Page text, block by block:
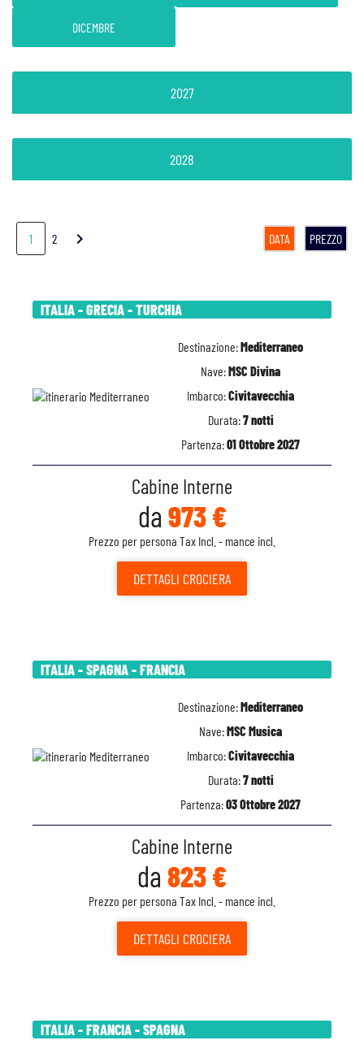
1 2 chevron_right DATA PREZZO
ITALIA - GRECIA - TURCHIA
Destinazione:Mediterraneo
Nave:MSC Divina
Imbarco:Civitavecchia
Durata:7 notti
Partenza:01 Ottobre 2027
Cabine Interne
da 973 €
Prezzo per persona Tax Incl. - mance incl.
DETTAGLI CROCIERA
ITALIA - SPAGNA - FRANCIA
Destinazione:Mediterraneo
Nave:MSC Musica
Imbarco:Civitavecchia
Durata:7 notti
Partenza:03 Ottobre 2027
Cabine Interne
da 823 €
Prezzo per persona Tax Incl. - mance incl.
DETTAGLI CROCIERA
ITALIA - FRANCIA - SPAGNA
DICEMBRE
2027
2028